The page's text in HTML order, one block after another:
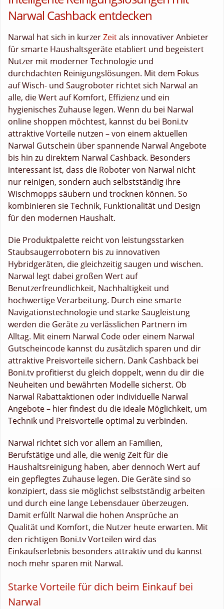
Narwal Cashback entdecken
Narwal hat sich in kurzerZeitals innovativer Anbieter
für smarte Haushaltsgeräte etabliert und begeistert
Nutzer mit moderner Technologie und
durchdachten Reinigungslösungen. Mit dem Fokus
auf Wisch- und Saugroboter richtet sich Narwal an
alle, die Wert auf Komfort, Effizienz und ein
hygienisches Zuhause legen. Wenn du bei Narwal
online shoppen möchtest, kannst du bei Boni.tv
attraktive Vorteile nutzen – von einem aktuellen
Narwal Gutschein über spannende Narwal Angebote
bis hin zu direktem Narwal Cashback. Besonders
interessant ist, dass die Roboter von Narwal nicht
nur reinigen, sondern auch selbstständig ihre
Wischmopps säubern und trocknen können. So
kombinieren sie Technik, Funktionalität und Design
für den modernen Haushalt.
Die Produktpalette reicht von leistungsstarken
Staubsaugerrobotern bis zu innovativen
Hybridgeräten, die gleichzeitig saugen und wischen.
Narwal legt dabei großen Wert auf
Benutzerfreundlichkeit, Nachhaltigkeit und
hochwertige Verarbeitung. Durch eine smarte
Navigationstechnologie und starke Saugleistung
werden die Geräte zu verlässlichen Partnern im
Alltag. Mit einem Narwal Code oder einem Narwal
Gutscheincode kannst du zusätzlich sparen und dir
attraktive Preisvorteile sichern. Dank Cashback bei
Boni.tv profitierst du gleich doppelt, wenn du dir die
Neuheiten und bewährten Modelle sicherst. Ob
Narwal Rabattaktionen oder individuelle Narwal
Angebote – hier findest du die ideale Möglichkeit, um
Technik und Preisvorteile optimal zu verbinden.
Narwal richtet sich vor allem an Familien,
Berufstätige und alle, die wenig Zeit für die
Haushaltsreinigung haben, aber dennoch Wert auf
ein gepflegtes Zuhause legen. Die Geräte sind so
konzipiert, dass sie möglichst selbstständig arbeiten
und durch eine lange Lebensdauer überzeugen.
Damit erfüllt Narwal die hohen Ansprüche an
Qualität und Komfort, die Nutzer heute erwarten. Mit
den richtigen Boni.tv Vorteilen wird das
Einkaufserlebnis besonders attraktiv und du kannst
noch mehr sparen mit Narwal.
Starke Vorteile für dich beim Einkauf bei
Narwal